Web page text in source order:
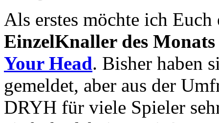
Als erstes möchte ich
EinzelKnaller des Monats
Your Head. Bisher haben
gemeldet, aber aus der
DRYH für viele Spieler